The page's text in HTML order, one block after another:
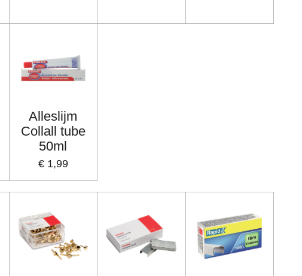
Alleslijm
Collall tube
50ml
€ 1,99